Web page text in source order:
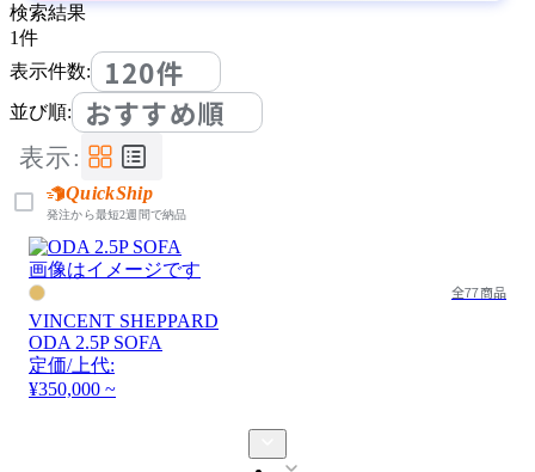
検索結果
1件
表示件数:
120件
並び順: おすすめ順
表示:
QuickShip
発注から最短2週間で納品
画像はイメージです
全77商品
VINCENT SHEPPARD
ODA 2.5P SOFA
定価/上代:
¥350,000 ~